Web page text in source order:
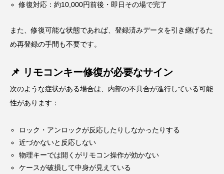
修復対応：約10,000円前後・即日その場で完了
また、修復可能な状態であれば、登録済みデータを引き継げるた
め再登録の手間も不要です。
📌 リモコンキー修復が必要なサイン
次のような症状がある場合は、内部の不具合が進行している可能
性があります：
ロック・アンロックが反応したりしなかったりする
近づかないと反応しない
物理キーでは開くがリモコン操作が効かない
ケースが破損して中身が見えている